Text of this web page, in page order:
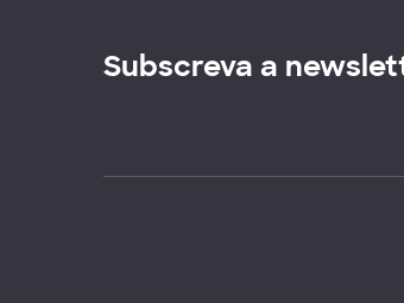
Subscreva a